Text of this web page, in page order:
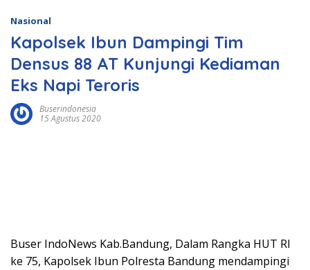
Nasional
Kapolsek Ibun Dampingi Tim
Densus 88 AT Kunjungi Kediaman
Eks Napi Teroris
Buserindonesia
15 Agustus 2020
Buser IndoNews Kab.Bandung, Dalam Rangka HUT RI
ke 75, Kapolsek Ibun Polresta Bandung mendampingi